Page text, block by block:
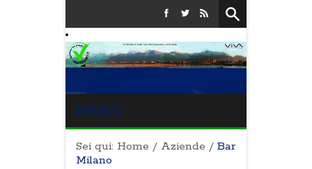
MENU
Sei qui: Home / Aziende / Bar
Milano